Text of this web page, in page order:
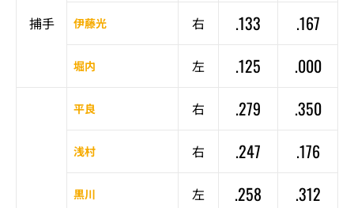
捕手 伊藤光 右 .133 .167
堀内 左 .125 .000
平良 右 .279 .350
浅村 右 .247 .176
黒川 左 .258 .312